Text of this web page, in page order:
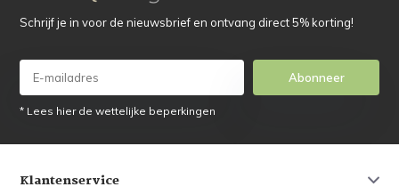
Schrijf je in voor de nieuwsbrief en ontvang direct 5% korting!
Abonneer
* Lees hier de wettelijke beperkingen
Klantenservice